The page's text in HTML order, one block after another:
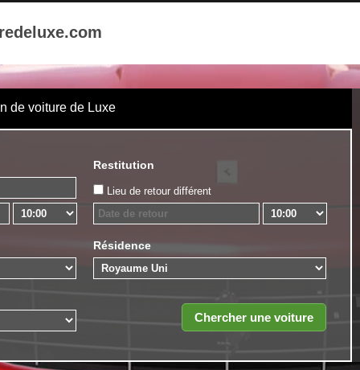
de voiture de Luxe
Restitution
Lieu de retour différent
Résidence